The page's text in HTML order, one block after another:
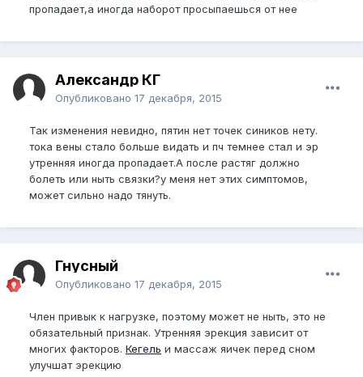
пропадает,а иногда наборот просыпаешься от нее
Александр КГ
Опубликовано 17 декабря, 2015
Так изменения невидно, пятин нет точек сиников нету.
тока вены стало больше видать и пч темнее стал и эр
утренняя иногда пропадает.А после растяг должно
болеть или ныть связки?у меня нет этих симптомов,
может сильно надо тянуть.
Гнусный
Опубликовано 17 декабря, 2015
Член привык к нагрузке, поэтому может не ныть, это не
обязательный признак. Утренняя эрекция зависит от
многих факторов. Кегель и массаж яичек перед сном
улучшат эрекцию